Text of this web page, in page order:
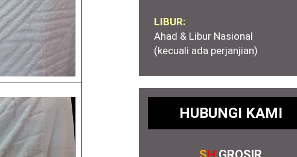
LIBUR:
Ahad & Libur Nasional
(kecuali ada perjanjian)
HUBUNGI KAMI